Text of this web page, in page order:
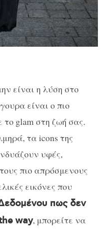
είναι η λύση στο
είναι ο πιο
glam στη ζωή σας.
τα icons της
υφές,
πιο απρόσμενους
εικόνες που
πως δεν
way, μπορείτε να